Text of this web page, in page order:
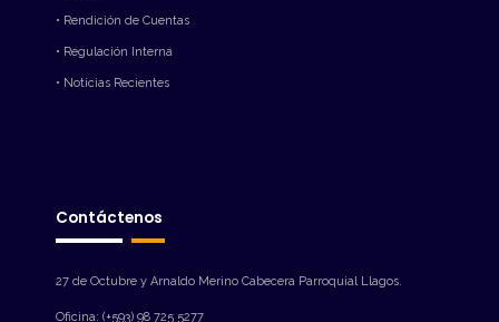
• Rendición de Cuentas
• Regulación Interna
• Noticias Recientes
Contáctenos
27 de Octubre y Arnaldo Merino Cabecera Parroquial Llagos.
Oficina: (+593) 98 725 5277